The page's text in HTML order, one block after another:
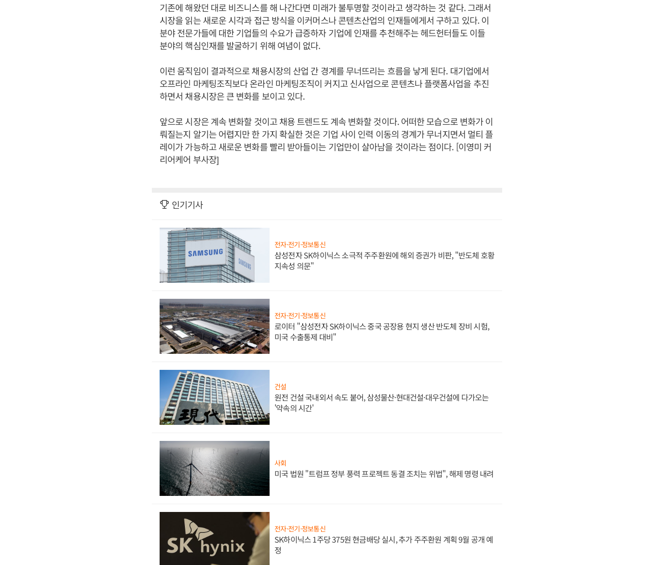
기존에 해왔던 대로 비즈니스를 해 나간다면 미래가 불투명할 것이라고 생각하는 것 같다. 그래서
시장을 읽는 새로운 시각과 접근 방식을 이커머스나 콘텐츠산업의 인재들에게서 구하고 있다. 이
분야 전문가들에 대한 기업들의 수요가 급증하자 기업에 인재를 추천해주는 헤드헌터들도 이들
분야의 핵심인재를 발굴하기 위해 여념이 없다.
이런 움직임이 결과적으로 채용시장의 산업 간 경계를 무너뜨리는 흐름을 낳게 된다. 대기업에서
오프라인 마케팅조직보다 온라인 마케팅조직이 커지고 신사업으로 콘텐츠나 플랫폼사업을 추진
하면서 채용시장은 큰 변화를 보이고 있다.
앞으로 시장은 계속 변화할 것이고 채용 트렌드도 계속 변화할 것이다. 어떠한 모습으로 변화가 이
뤄질는지 알기는 어렵지만 한 가지 확실한 것은 기업 사이 인력 이동의 경계가 무너지면서 멀티 플
레이가 가능하고 새로운 변화를 빨리 받아들이는 기업만이 살아남을 것이라는 점이다. [이영미 커
리어케어 부사장]
인기기사
전자·전기·정보통신
삼성전자 SK하이닉스 소극적 주주환원에 해외 증권가 비판, "반도체 호황
지속성 의문"
전자·전기·정보통신
로이터 "삼성전자 SK하이닉스 중국 공장용 현지 생산 반도체 장비 시험,
미국 수출통제 대비"
건설
원전 건설 국내외서 속도 붙어, 삼성물산·현대건설·대우건설에 다가오는
'약속의 시간'
사회
미국 법원 "트럼프 정부 풍력 프로젝트 동결 조치는 위법", 해제 명령 내려
전자·전기·정보통신
SK하이닉스 1주당 375원 현금배당 실시, 추가 주주환원 계획 9월 공개 예
정